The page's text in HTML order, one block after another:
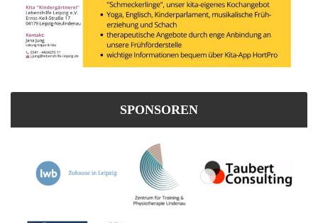
SPONSOREN